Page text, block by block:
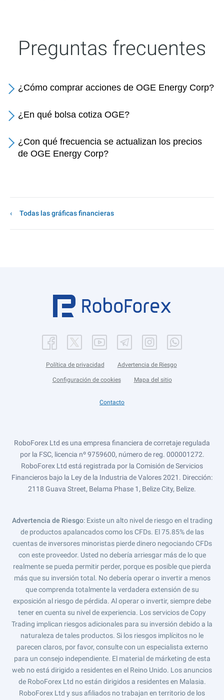
Preguntas frecuentes
¿Cómo comprar acciones de OGE Energy Corp?
¿En qué bolsa cotiza OGE?
¿Con qué frecuencia se actualizan los precios
de OGE Energy Corp?
Todas las gráficas financieras
Política de privacidad Advertencia de Riesgo
Configuración de cookies Mapa del sitio
Contacto
RoboForex Ltd es una empresa financiera de corretaje regulada
por la FSC, licencia nº 9759600, número de reg. 000001272.
RoboForex Ltd está registrada por la Comisión de Servicios
Financieros bajo la Ley de la Industria de Valores 2021. Dirección:
2118 Guava Street, Belama Phase 1, Belize City, Belize.
Advertencia de Riesgo: Existe un alto nivel de riesgo en el trading
de productos apalancados como los CFDs. El 75.85% de las
cuentas de inversores minoristas pierde dinero negociando CFDs
con este proveedor. Usted no debería arriesgar más de lo que
realmente se pueda permitir perder, porque es posible que pierda
más que su inversión total. No debería operar o invertir a menos
que comprenda totalmente la verdadera extensión de su
exposición al riesgo de pérdida. Al operar o invertir, siempre debe
tener en cuenta su nivel de experiencia. Los servicios de Copy
Trading implican riesgos adicionales para su inversión debido a la
naturaleza de tales productos. Si los riesgos implícitos no le
parecen claros, por favor, consulte con un especialista externo
para un consejo independiente. El material de márketing de esta
web no está dirigido a residentes en el Reino Unido. Los anuncios
de RoboForex Ltd no están dirigidos a residentes en Malasia.
RoboForex Ltd y sus afiliados no trabajan en territorio de los